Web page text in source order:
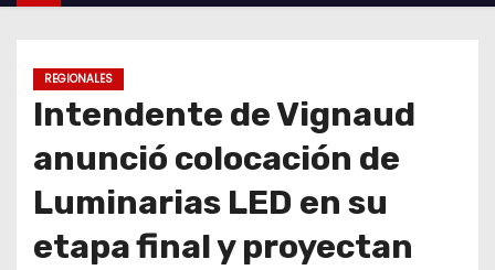
o
REGIONALES
Intendente de Vignaud
anunció colocación de
Luminarias LED en su
etapa final y proyectan